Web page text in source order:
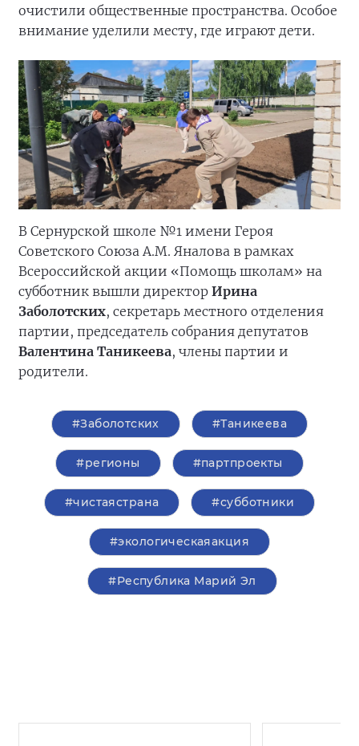
очистили общественные пространства. Особое
внимание уделили месту, где играют дети.
В Сернурской школе №1 имени Героя
Советского Союза А.М. Яналова в рамках
Всероссийской акции «Помощь школам» на
субботник вышли директор Ирина
Заболотских, секретарь местного отделения
партии, председатель собрания депутатов
Валентина Таникеева, члены партии и
родители.
#Заболотских #Таникеева
#регионы #партпроекты
#чистаястрана #субботники
#экологическаяакция
#Республика Марий Эл